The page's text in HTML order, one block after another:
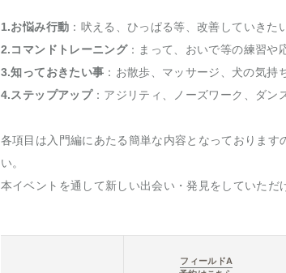
1.お悩み行動 ：吠える、ひっぱる等、改善していきた
2.コマンドトレーニング：まって、おいで等の練習や
3.知っておきたい事 ：お散歩、マッサージ、犬の気持
4.ステップアップ：アジリティ、ノーズワーク、ダ
各項目は入門編にあたる簡単な内容となっておりま
い。
本イベントを通して新しい出会い・発見をしていただ
フィールドA